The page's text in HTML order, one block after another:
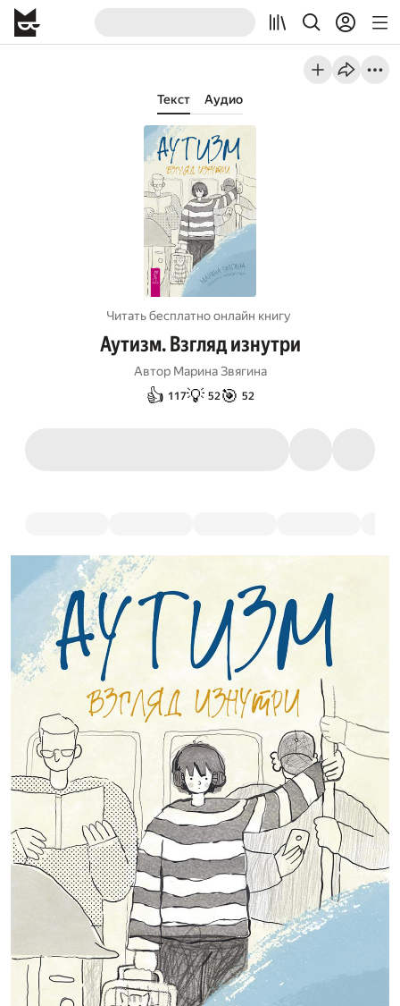
Текст Аудио
Читать бесплатно онлайн книгу
Аутизм. Взгляд изнутри
Автор Марина Звягина
👍 117💡 52🎯 52